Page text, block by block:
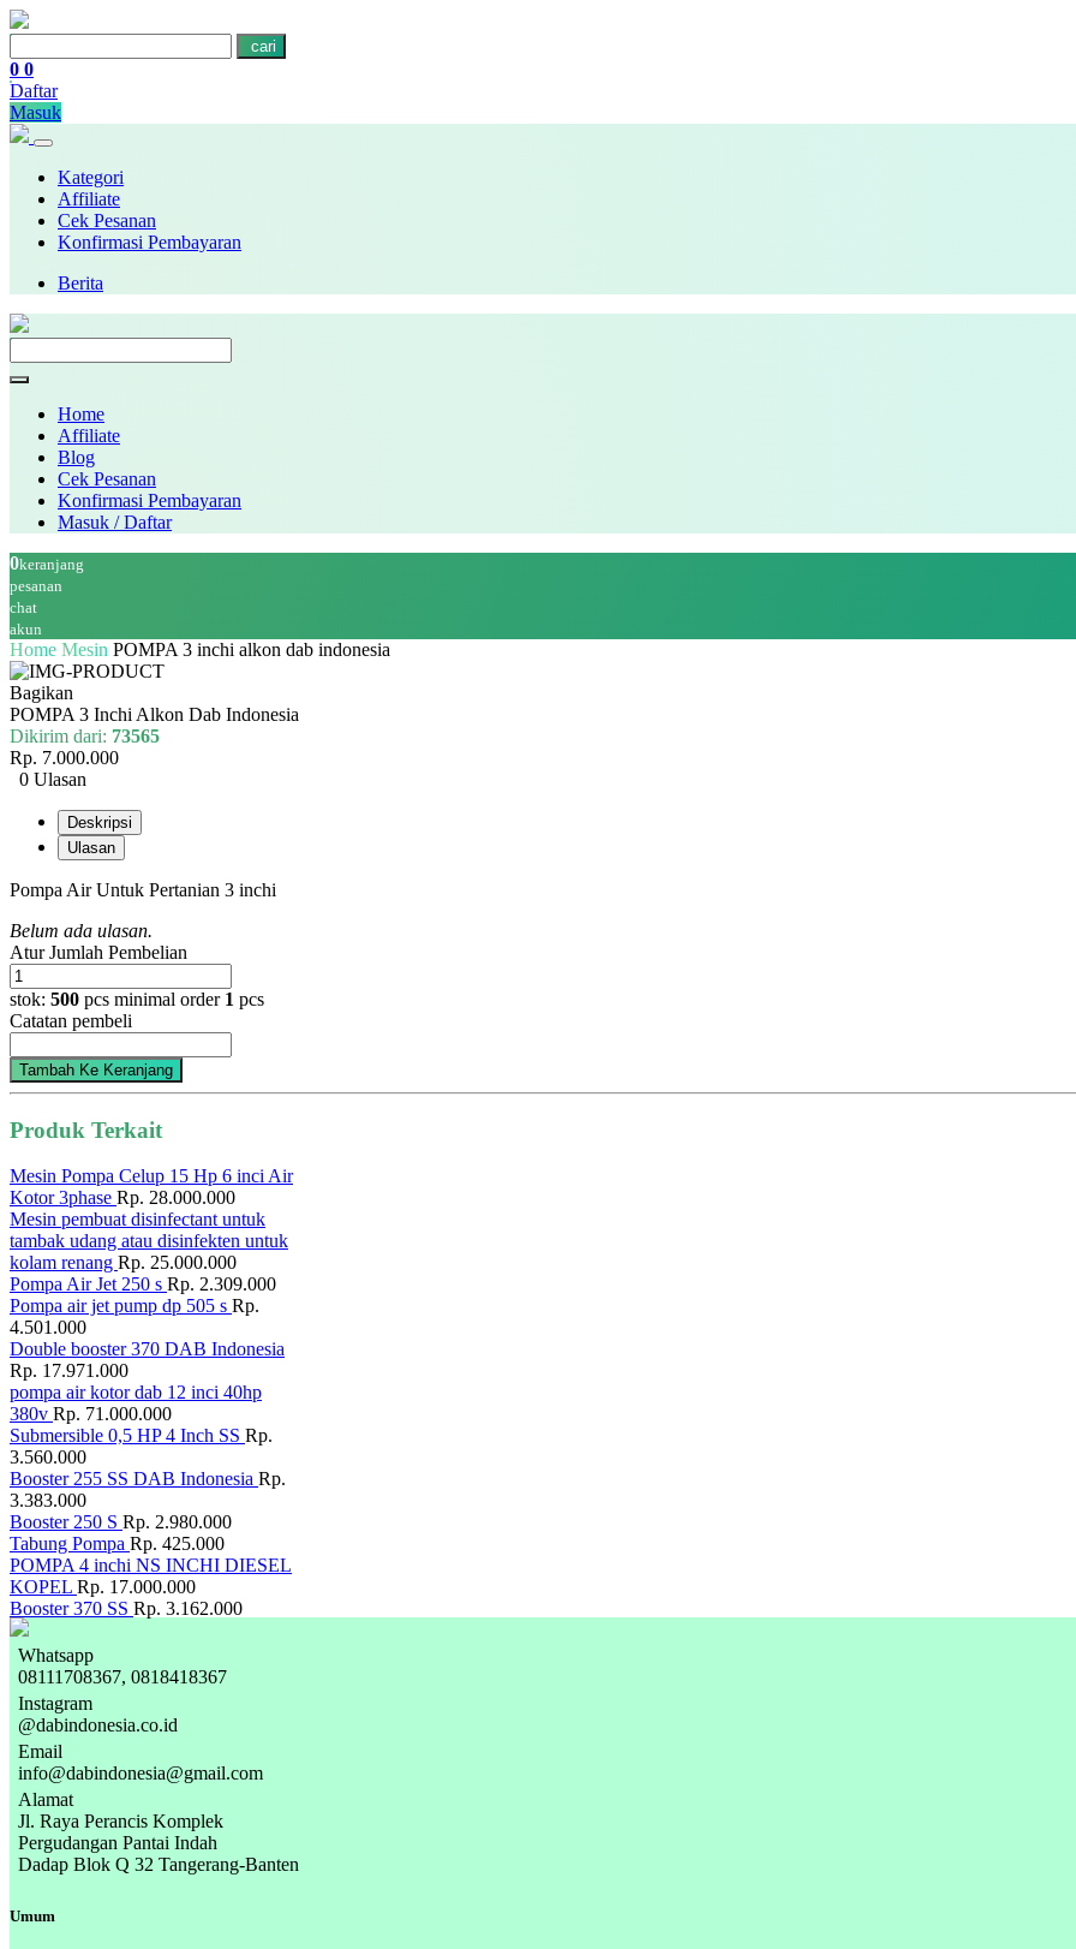
cari
0 0
Daftar
Masuk
Kategori
Affiliate
Cek Pesanan
Konfirmasi Pembayaran
Berita
Home
Affiliate
Blog
Cek Pesanan
Konfirmasi Pembayaran
Masuk / Daftar
0keranjang
pesanan
chat
akun
Home Mesin POMPA 3 inchi alkon dab indonesia
Bagikan
POMPA 3 Inchi Alkon Dab Indonesia
Dikirim dari: 73565
Rp. 7.000.000
0 Ulasan
Deskripsi
Ulasan
Pompa Air Untuk Pertanian 3 inchi
Belum ada ulasan.
Atur Jumlah Pembelian
stok: 500 pcs minimal order 1 pcs
Catatan pembeli
Tambah Ke Keranjang
Produk Terkait
Mesin Pompa Celup 15 Hp 6 inci Air
Kotor 3phase Rp. 28.000.000
Mesin pembuat disinfectant untuk
tambak udang atau disinfekten untuk
kolam renang Rp. 25.000.000
Pompa Air Jet 250 s Rp. 2.309.000
Pompa air jet pump dp 505 s Rp.
4.501.000
Double booster 370 DAB Indonesia
Rp. 17.971.000
pompa air kotor dab 12 inci 40hp
380v Rp. 71.000.000
Submersible 0,5 HP 4 Inch SS Rp.
3.560.000
Booster 255 SS DAB Indonesia Rp.
3.383.000
Booster 250 S Rp. 2.980.000
Tabung Pompa Rp. 425.000
POMPA 4 inchi NS INCHI DIESEL
KOPEL Rp. 17.000.000
Booster 370 SS Rp. 3.162.000
Whatsapp
08111708367, 0818418367
Instagram
@dabindonesia.co.id
Email
info@dabindonesia@gmail.com
Alamat
Jl. Raya Perancis Komplek
Pergudangan Pantai Indah
Dadap Blok Q 32 Tangerang-Banten
Umum